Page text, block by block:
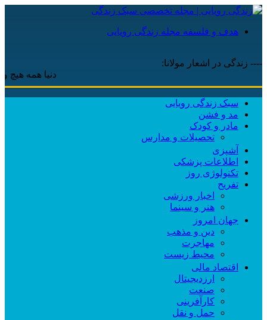
هدف و فلسفه مجله زندگی رویایی
---- زندگی در اشعار مولانا:
دنیا همه هیچ و اهل
سبک زندگی رویایی
مد و فشن
مادر و کودک
تحصیلات و مدارس
آشپزی
اطلاعات پزشکی
تکنولوژی روز
تفریح
اخبار ورزشی
هنر و سینما
جهان امروز
دین و مذهب
مهاجرت
محیط زیست
اقتصاد مالی
ارزدیجیتال
صنعت
کارآفرینی
حمل و نقل